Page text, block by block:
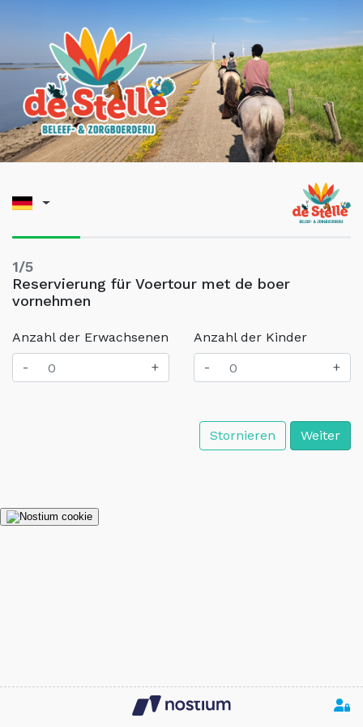
1/5
Reservierung für Voertour met de boer
vornehmen
Anzahl der Erwachsenen
-
+
Anzahl der Kinder
-
+
Stornieren Weiter